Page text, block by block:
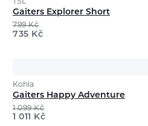
TSL
Gaiters Explorer Short
799Kč
735 Kč
Kohla
Gaiters Happy Adventure
1 099Kč
1 011 Kč